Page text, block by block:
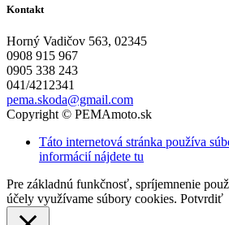
Kontakt
Horný Vadičov 563, 02345
0908 915 967
0905 338 243
041/4212341
pema.skoda@gmail.com
Copyright © PEMAmoto.sk
Táto internetová stránka používa
informácií nájdete tu
Pre základnú funkčnosť, spríjemnenie
účely využívame súbory cookies. Potvrdiť